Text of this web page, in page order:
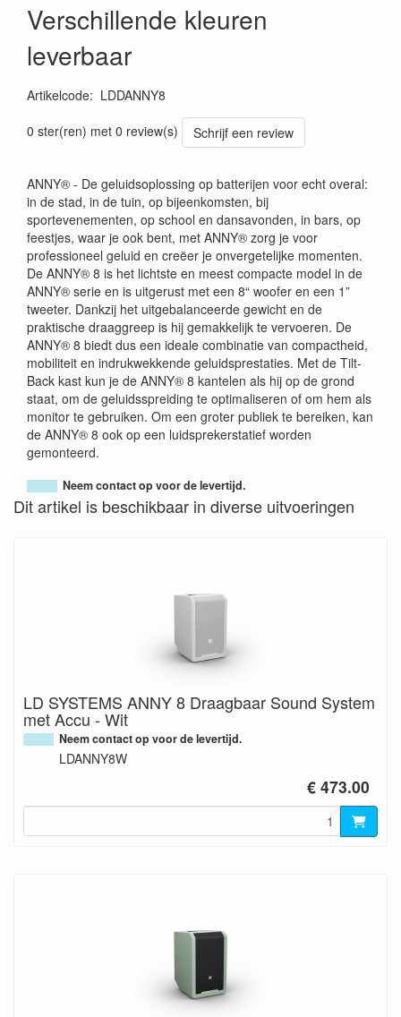
Verschillende kleuren
leverbaar
Artikelcode: LDDANNY8
0 ster(ren) met 0 review(s)
Schrijf een review
ANNY® - De geluidsoplossing op batterijen voor echt overal:
in de stad, in de tuin, op bijeenkomsten, bij
sportevenementen, op school en dansavonden, in bars, op
feestjes, waar je ook bent, met ANNY® zorg je voor
professioneel geluid en creëer je onvergetelijke momenten.
De ANNY® 8 is het lichtste en meest compacte model in de
ANNY® serie en is uitgerust met een 8“ woofer en een 1”
tweeter. Dankzij het uitgebalanceerde gewicht en de
praktische draaggreep is hij gemakkelijk te vervoeren. De
ANNY® 8 biedt dus een ideale combinatie van compactheid,
mobiliteit en indrukwekkende geluidsprestaties. Met de Tilt-
Back kast kun je de ANNY® 8 kantelen als hij op de grond
staat, om de geluidsspreiding te optimaliseren of om hem als
monitor te gebruiken. Om een groter publiek te bereiken, kan
de ANNY® 8 ook op een luidsprekerstatief worden
gemonteerd.
Neem contact op voor de levertijd.
Dit artikel is beschikbaar in diverse uitvoeringen
LD SYSTEMS ANNY 8 Draagbaar Sound System
met Accu - Wit
Neem contact op voor de levertijd.
LDANNY8W
€ 473.00